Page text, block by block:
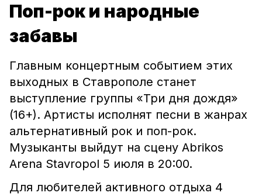
Поп-рок и народные
забавы
Главным концертным событием этих
выходных в Ставрополе станет
выступление группы «Три дня дождя»
(16+). Артисты исполнят песни в жанрах
альтернативный рок и поп-рок.
Музыканты выйдут на сцену Abrikos
Arena Stavropol 5 июля в 20:00.
Для любителей активного отдыха 4